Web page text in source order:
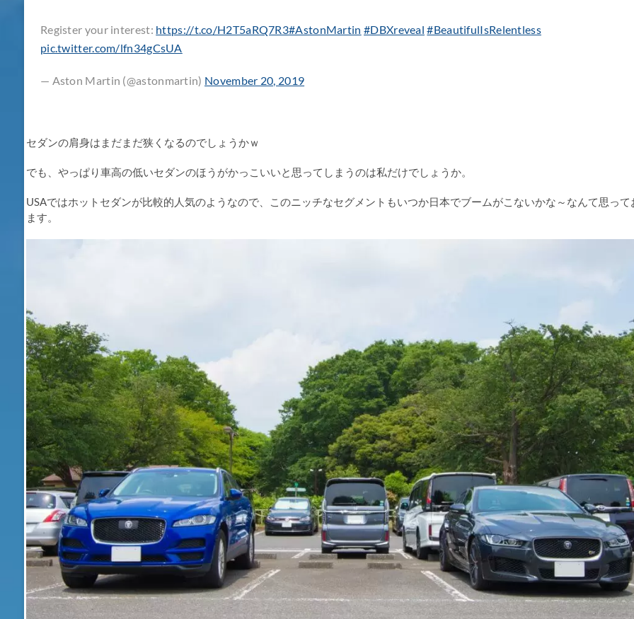
Register your interest: https://t.co/H2T5aRQ7R3#AstonMartin #DBXreveal #BeautifulIsRelentless
pic.twitter.com/lfn34gCsUA
— Aston Martin (@astonmartin) November 20, 2019
セダンの肩身はまだまだ狭くなるのでしょうかｗ
でも、やっぱり車高の低いセダンのほうがかっこいいと思ってしまうのは私だけでしょうか。
USAではホットセダンが比較的人気のようなので、このニッチなセグメントもいつか日本でブームがこないかな～なんて思って
ます。